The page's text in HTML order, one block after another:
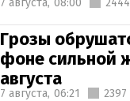
Грозы
фоне сильной
августа
7 августа, 06:21 2397